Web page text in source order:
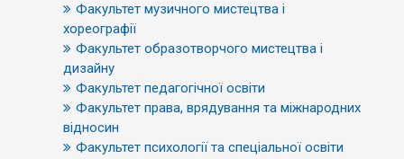
Факультет музичного мистецтва і
хореографії
Факультет образотворчого мистецтва і
дизайну
Факультет педагогічної освіти
Факультет права, врядування та міжнародних
відносин
Факультет психології та спеціальної освіти